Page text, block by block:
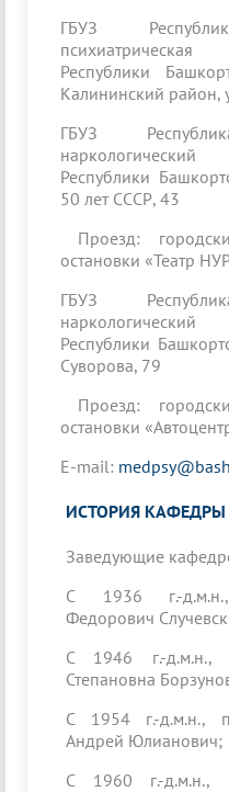
ГБУЗ
Республики
Калининский район,
ГБУЗ
Республики
50 лет СССР, 43
Проезд:
остановки «Театр
ГБУЗ
Республики
Суворова, 79
Проезд:
остановки
E-mail:
ИСТОРИЯ КАФЕДРЫ
Заведующие
С 1936 г.-
Федорович
C 1946 г.-д.м.н.,
Степановна
C 1954 г.-д.м.н.,
Андрей Юлианович;
C 1960 г.-д.м.н.,